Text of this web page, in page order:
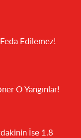
Edilemez!
O Yangınlar!
İse 1.8